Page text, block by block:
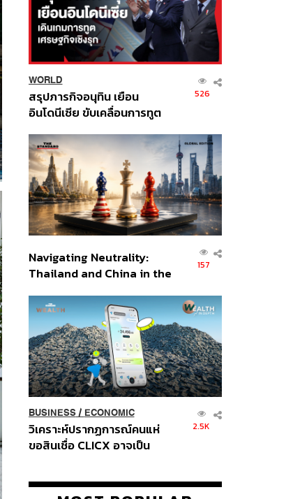
WORLD
สรุปภารกิจอนุทิน เยือน
อินโดนีเซีย ขับเคลื่อนการทูต
ส่วนยุทธศาสตร์ไทย –
อินโดนีเซีย
526
Navigating Neutrality:
Thailand and China in the
Order
157
BUSINESS/ ECONOMIC
วิเคราะห์ปรากฏการณ์คนแห่
ขอสินเชื่อ CLICX อาจเป็น
ปัญหาหนี้ครัวเรือนไทยที่ถูกซุก
2.5K